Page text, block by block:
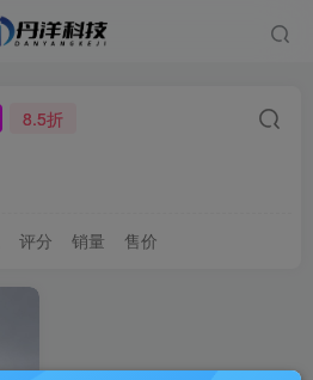
8.5折
评分 销量 售价